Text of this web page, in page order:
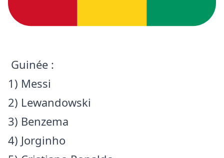
Guinée :
1) Messi
2) Lewandowski
3) Benzema
4) Jorginho